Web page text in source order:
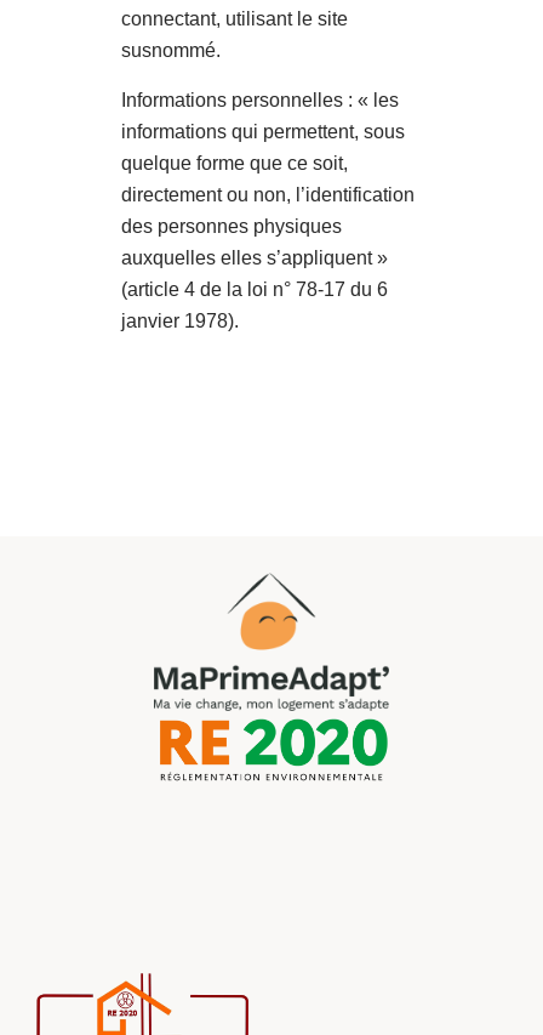
connectant, utilisant le site
susnommé.
Informations personnelles : « les
informations qui permettent, sous
quelque forme que ce soit,
directement ou non, l’identification
des personnes physiques
auxquelles elles s’appliquent »
(article 4 de la loi n° 78-17 du 6
janvier 1978).